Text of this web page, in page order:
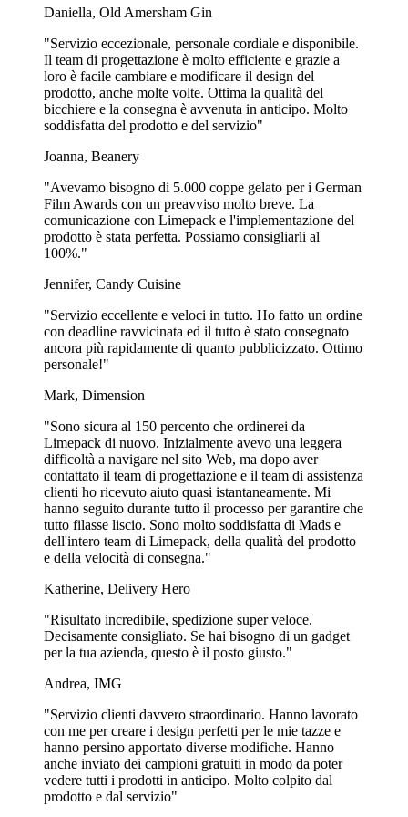
creatività con la stampa CMYK
Le nostre scatole per sushi hanno una finitura opaca, che non solo
conferisce loro un aspetto lucido ed elegante, ma le rende anche
morbide al tatto! Per la stampa delle scatole per sushi utilizziamo la
tecnica CMYK, il che significa che puoi sbizzarrirti con tutti i colori
che vuoi nel tuo design. Se vuoi ottenere un design vivace con
colori vivaci, la stampa CMYK è l'opzione ideale, in quanto
combina ciano, magenta, giallo e nero per creare un intero
arcobaleno di sfumature. La cosa migliore della stampa con
CMYK? Indipendentemente dal numero di colori utilizzati nel tuo
disegno, il prezzo rimane invariato!
Offriamo anche la possibilità di stampare le scatole di sushi
utilizzando i colori Pantone. Questo però comporta un costo
aggiuntivo. La stampa con i colori Pantone è la scelta migliore per i
disegni semplici con un numero ridotto di colori, dove l'obiettivo è
quello di ottenere un'accuratezza cromatica nel disegno.
Richiedi un aiuto gratuito per la
progettazione
Hai bisogno di aiuto per impostare il tuo progetto? Non
senza alcun costo aggiuntivo. Basta caricare i file del tuo design e
lasciare che ci occupiamo noi del resto. Riceverai un'anteprima del
design delle tue scatole per sushi personalizzate entro 2 ore, così
potrai approvare il design e assicurarti che sia esattamente come lo
desideri.
Scatole per sushi personalizzate sicure e
resistenti
Le nostre scatole per sushi hanno un sottile strato di plastica
all'interno che le rende particolarmente resistenti al grasso e ai
liquidi. Questo significa che non c'è da preoccuparsi di perdite o di
scatole che cadono a pezzi quando i tuoi clienti portano il loro sushi
da asporto! Inoltre, le nostre scatole per sushi sono dotate di un
coperchio che mantiene il sushi dei tuoi clienti fresco e al sicuro,
Mostra di più...
Daniella, Old Amersham Gin
"Servizio eccezionale, personale cordiale e disponibile.
Il team di progettazione è molto efficiente e grazie a
loro è facile cambiare e modificare il design del
prodotto, anche molte volte. Ottima la qualità del
bicchiere e la consegna è avvenuta in anticipo. Molto
soddisfatta del prodotto e del servizio"
Joanna, Beanery
"Avevamo bisogno di 5.000 coppe gelato per i German
Film Awards con un preavviso molto breve. La
comunicazione con Limepack e l'implementazione del
prodotto è stata perfetta. Possiamo consigliarli al
100%."
Jennifer, Candy Cuisine
"Servizio eccellente e veloci in tutto. Ho fatto un ordine
con deadline ravvicinata ed il tutto è stato consegnato
ancora più rapidamente di quanto pubblicizzato. Ottimo
personale!"
Mark, Dimension
"Sono sicura al 150 percento che ordinerei da
Limepack di nuovo. Inizialmente avevo una leggera
difficoltà a navigare nel sito Web, ma dopo aver
contattato il team di progettazione e il team di assistenza
clienti ho ricevuto aiuto quasi istantaneamente. Mi
hanno seguito durante tutto il processo per garantire che
tutto filasse liscio. Sono molto soddisfatta di Mads e
dell'intero team di Limepack, della qualità del prodotto
e della velocità di consegna."
Katherine, Delivery Hero
"Risultato incredibile, spedizione super veloce.
Decisamente consigliato. Se hai bisogno di un gadget
per la tua azienda, questo è il posto giusto."
Andrea, IMG
"Servizio clienti davvero straordinario. Hanno lavorato
con me per creare i design perfetti per le mie tazze e
hanno persino apportato diverse modifiche. Hanno
anche inviato dei campioni gratuiti in modo da poter
vedere tutti i prodotti in anticipo. Molto colpito dal
prodotto e dal servizio"